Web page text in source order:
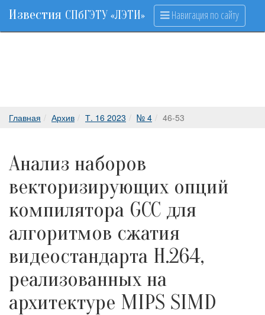
Известия СПбГЭТУ «ЛЭТИ» Навигация по сайту
Главная Архив Т. 16 2023 № 4 46-53
Анализ наборов
векторизирующих опций
компилятора GCC для
алгоритмов сжатия
видеостандарта H.264,
реализованных на
архитектуре MIPS SIMD